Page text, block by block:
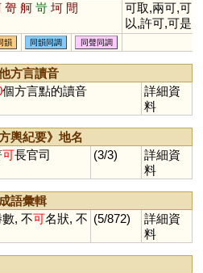
哿 舸 岢 坷 閜
可取,兩可,可
以,許可,可是,
非同小可,不可
枚舉,不可名狀,
可靠,可悲,可歌
可泣,不置可否
韻 同韻同調 同聲同調
方言讀音
個方言點的讀音
詳細資
料
輿紀要》地名
可長官司 (3/3)
詳細資
料
成語彙輯
, 不可名狀, 不 (5/872)
詳細資
料